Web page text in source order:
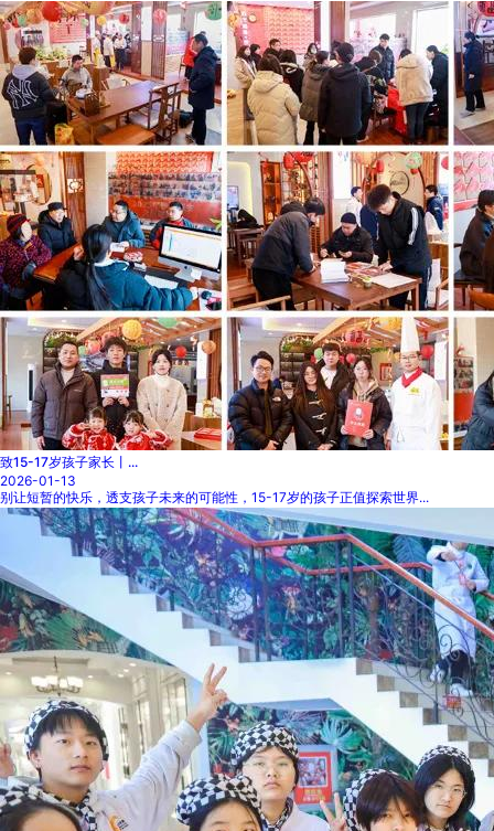
致15-17岁孩子家长丨...
2026-01-13
别让短暂的快乐，透支孩子未来的可能性，15-17岁的孩子正值探索世界...